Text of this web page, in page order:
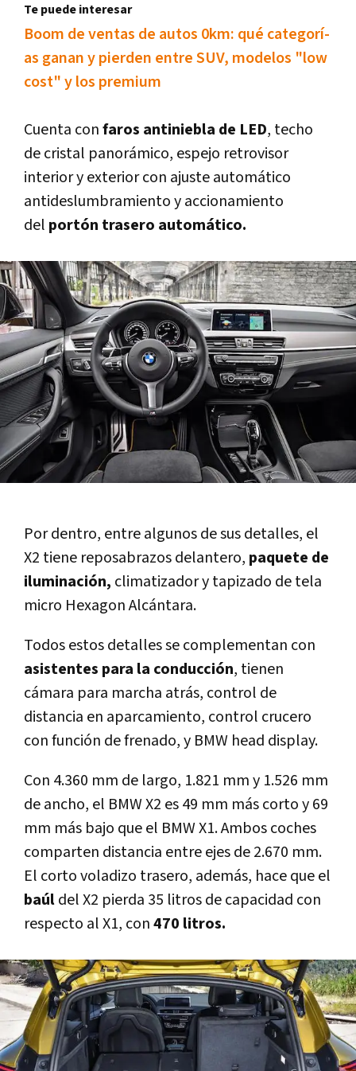
Te puede interesar
Boom de ventas de autos 0km: qué categorí­
as ganan y pierden entre SUV, modelos "low
cost" y los premium
Cuenta confaros antiniebla de LED, techo
de cristal panorámico, espejo retrovisor
interior y exterior con ajuste automático
antideslumbramiento y accionamiento
del portón trasero automático.
Por dentro, entre algunos de sus detalles, el
X2 tiene reposabrazos delantero, paquete de
iluminación, climatizador y tapizado de tela
micro Hexagon Alcántara.
Todos estos detalles se complementan con
asistentes para la conducción, tienen
cámara para marcha atrás, control de
distancia en aparcamiento, control crucero
con función de frenado, y BMW head display.
Con 4.360 mm de largo, 1.821 mm y 1.526 mm
de ancho, el BMW X2 es 49 mm más corto y 69
mm más bajo que el BMW X1. Ambos coches
comparten distancia entre ejes de 2.670 mm.
El corto voladizo trasero, además, hace que el
baúldel X2 pierda 35 litros de capacidad con
respecto al X1, con470 litros.